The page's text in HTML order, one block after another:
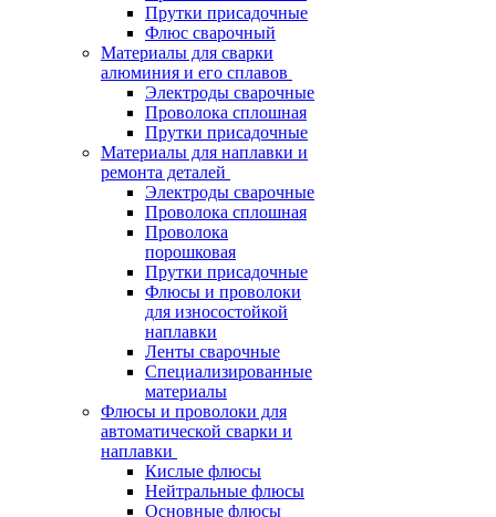
Прутки присадочные
Флюс сварочный
Материалы для сварки
алюминия и его сплавов
Электроды сварочные
Проволока сплошная
Прутки присадочные
Материалы для наплавки и
ремонта деталей
Электроды сварочные
Проволока сплошная
Проволока
порошковая
Прутки присадочные
Флюсы и проволоки
для износостойкой
наплавки
Ленты сварочные
Специализированные
материалы
Флюсы и проволоки для
автоматической сварки и
наплавки
Кислые флюсы
Нейтральные флюсы
Основные флюсы